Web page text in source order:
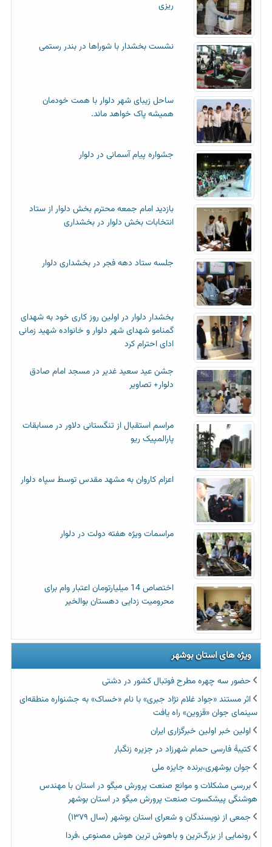
ریزی
نشست بخشدار با شوراها در بندر رستمی
ساحل زیبای شهر دلوار با همت خودمان
همیشه پاک خواهد ماند.
جشواره پیام آسمانی در دلوار
بازدید امام جمعه محترم بخش دلوار از ستاد
انتخابات بخش دلوار در بخشداری
جلسه ستاد دهه فجر در بخشداری دلوار
بخشدار دلوار در اولین روز کاری خود به شهدای
گمنامو شهدای شهر دلوار و خانواده شهید زمانی
ادای احترام کرد
جشن عید سعید غدیر در مسجد امام صادق
دلوار+ تصاویر
مراسم استقبال از تنگستانی دلاور در مسابقات
پارالمپیک ریو
اعزام کاروان به مشهد مقدس توسط سپاه دلوار
مراسمات ویژه هفته دولت در دلوار
اختصاص 14 میلیارتومان اعتبار وام برای
محرومیت زدایی دهستان بوالخیر
ویژه های استان بوشهر
حضور سه چهره مطرح فوتبال کشور در دشتی
اثر مستند «جواد غلام نژاد جبری» با نام «خساک» به جشنواره منطقه‌ای
سینمای جوان «قزوین» راه یافت
اولین خبر اولین خبرگزاری ایران‏
کتیبۀ فارسی حمام شهرزاد در جزیره زنگبار
جوان بوشهری،برنده جایزه ملی
بررسی مشکلات و موانع صنعت پرورش میگو در استان با مهندس
هوشنگی پیشکسوت صنعت پرورش میگو در استان بوشهر
جمعی از نویسندگان و شعرای استان بوشهر (سال ۱۳۷۹)
رونمایی از بزرگ‌ترین و باهوش ترین هوش مصنوعی ،فردا